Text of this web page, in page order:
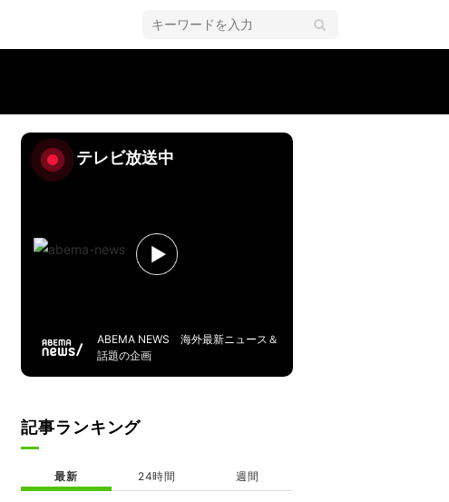
テレビ放送中
ABEMA NEWS 海外最新ニュース＆
話題の企画
記事ランキング
最新 24時間 週間